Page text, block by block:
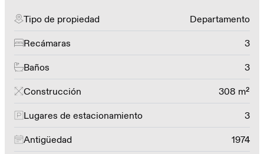
Tipo de propiedad Departamento
Recámaras 3
Baños 3
Construcción 308 m²
Lugares de estacionamiento 3
Antigüedad 1974